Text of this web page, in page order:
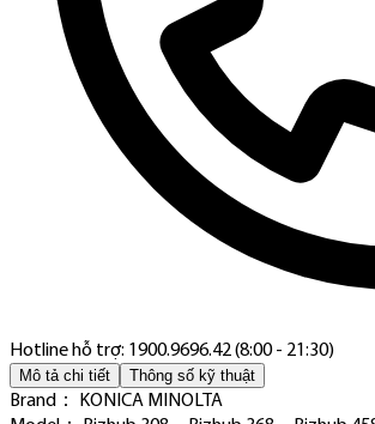
Hotline hỗ trợ: 1900.9696.42 (8:00 - 21:30)
Mô tả chi tiết Thông số kỹ thuật
Brand： KONICA MINOLTA